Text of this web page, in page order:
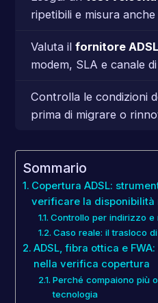
ripetibili e misura
Valuta il fornitore ADSL
modem, SLA e canale
Controlla le condizioni
prima di migrare o
Sommario
Copertura ADSL:
verificare la disponibilità
Controllo per indirizzo e
Caso reale: il trasloco
ADSL, fibra ottica e
nella verifica copertura
Perché compaiono più
tecnologia